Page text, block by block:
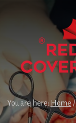
You are here: Home /